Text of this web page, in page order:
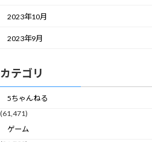
2023年10月
2023年9月
カテゴリ
5ちゃんねる
(61,471)
ゲーム